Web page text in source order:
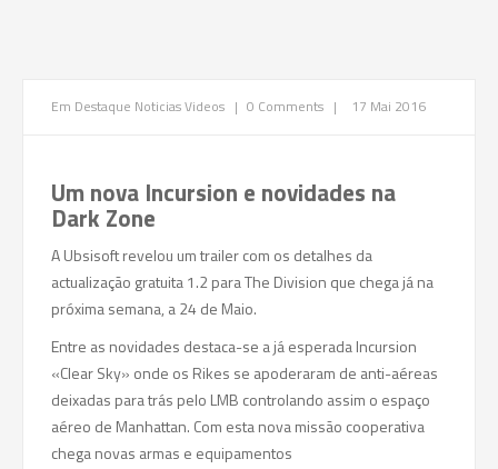
Em Destaque NoticiasVideos | 0 Comments | 17 Mai 2016
Um nova Incursion e novidades na
Dark Zone
A Ubsisoft revelou um trailer com os detalhes da
actualização gratuita 1.2 para The Division que chega já na
próxima semana, a 24 de Maio.
Entre as novidades destaca-se a já esperada Incursion
«Clear Sky» onde os Rikes se apoderaram de anti-aéreas
deixadas para trás pelo LMB controlando assim o espaço
aéreo de Manhattan. Com esta nova missão cooperativa
chega novas armas e equipamentos